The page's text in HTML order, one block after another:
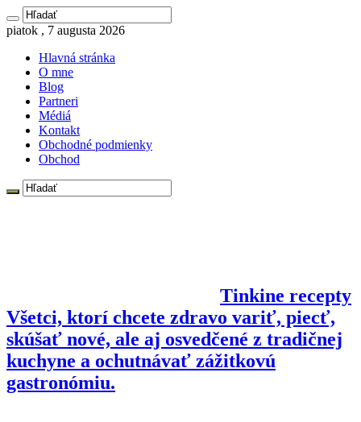
piatok , 7 augusta 2026
Hlavná stránka
O mne
Blog
Partneri
Médiá
Kontakt
Obchodné podmienky
Obchod
Tinkine recepty
Všetci, ktorí chcete zdravo variť, piecť,
skúšať nové, ale aj osvedčené z tradičnej
kuchyne a ochutnávať zážitkovú
gastronómiu.